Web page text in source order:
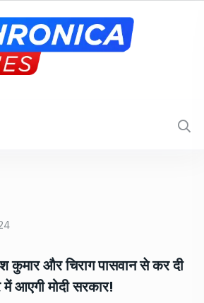
कुमार और चिराग पासवान से कर दी
आएगी मोदी सरकार!